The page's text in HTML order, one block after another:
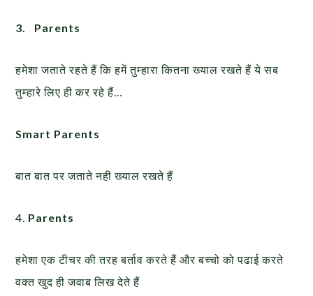
3. Parents
हमेशा जताते रहते हैं कि हमें तुम्हारा कितना ख्याल रखते हैं ये सब
तुम्हारे लिए ही कर रहे हैं…
Smart Parents
बात बात पर जताते नही ख्याल रखते हैं
4. Parents
हमेशा एक टीचर की तरह बर्ताव करते हैं और बच्चो को पढाई करते
वक्त खुद ही जवाब लिख देते हैं